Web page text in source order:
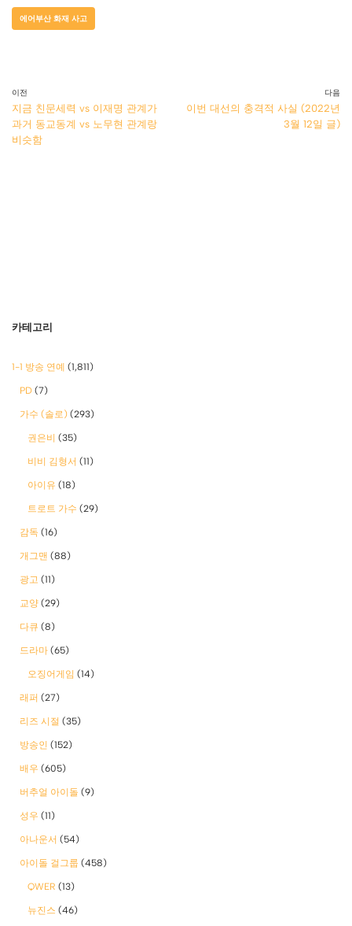
에어부산 화재 사고
이전
지금 친문세력 vs 이재명 관계가
과거 동교동계 vs 노무현 관계랑
비슷함
다음
이번 대선의 충격적 사실 (2022년
3월 12일 글)
카테고리
1-1 방송 연예 (1,811)
PD (7)
가수 (솔로) (293)
권은비 (35)
비비 김형서 (11)
아이유 (18)
트로트 가수 (29)
감독 (16)
개그맨 (88)
광고 (11)
교양 (29)
다큐 (8)
드라마 (65)
오징어게임 (14)
래퍼 (27)
리즈 시절 (35)
방송인 (152)
배우 (605)
버추얼 아이돌 (9)
성우 (11)
아나운서 (54)
아이돌 걸그룹 (458)
QWER (13)
뉴진스 (46)